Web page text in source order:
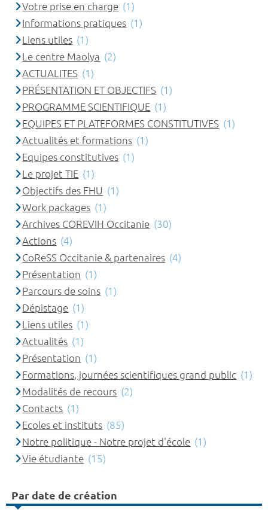
Votre prise en charge (1)
Informations pratiques (1)
Liens utiles (1)
Le centre Maolya (2)
ACTUALITES (1)
PRÉSENTATION ET OBJECTIFS (1)
PROGRAMME SCIENTIFIQUE (1)
EQUIPES ET PLATEFORMES CONSTITUTIVES (1)
Actualités et formations (1)
Equipes constitutives (1)
Le projet TIE (1)
Objectifs des FHU (1)
Work packages (1)
Archives COREVIH Occitanie (30)
Actions (4)
CoReSS Occitanie & partenaires (4)
Présentation (1)
Parcours de soins (1)
Dépistage (1)
Liens utiles (1)
Actualités (1)
Présentation (1)
Formations, journées scientifiques grand public (1)
Modalités de recours (2)
Contacts (1)
Ecoles et instituts (85)
Notre politique - Notre projet d'école (1)
Vie étudiante (15)
Par date de création